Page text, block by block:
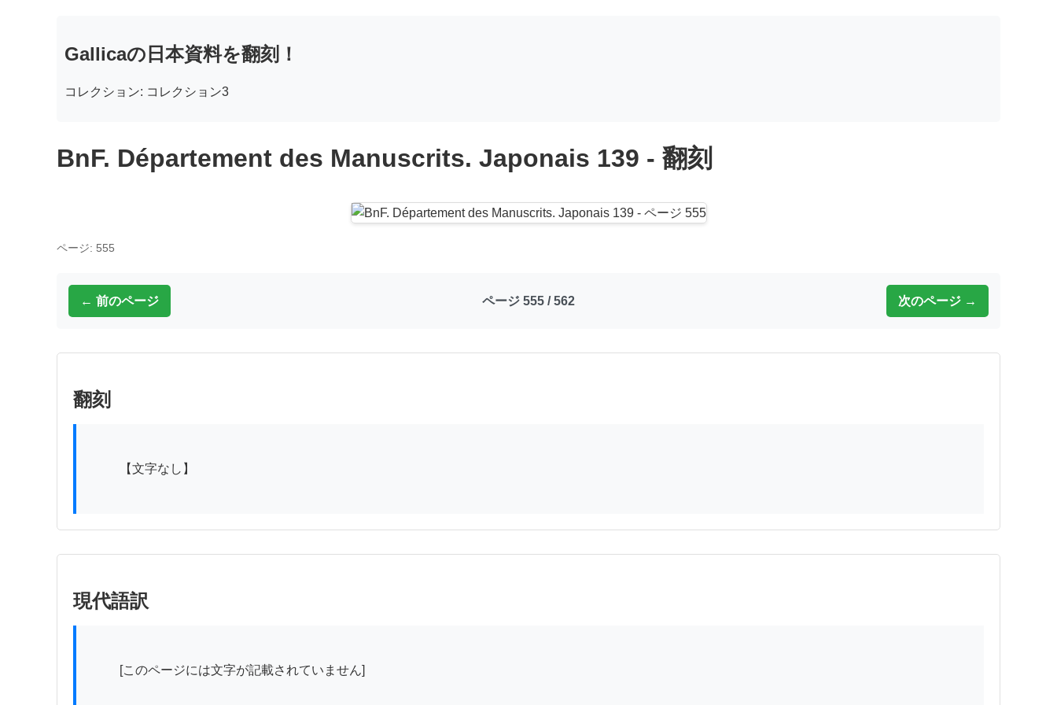
Gallicaの日本資料を翻刻！
コレクション: コレクション3
BnF. Département des Manuscrits. Japonais 139 - 翻刻
ページ: 555
← 前のページ ページ 555 / 562 次のページ →
翻刻
現代語訳